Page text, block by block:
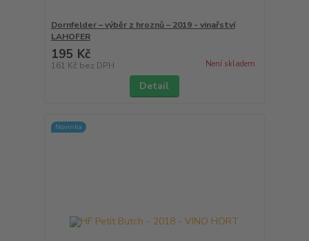
Dornfelder – výběr z hroznů – 2019 - vinařství
LAHOFER
195 Kč
161 Kč bez DPH Není skladem
Detail
Novinka